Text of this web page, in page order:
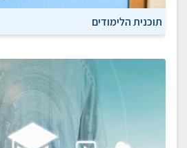
תוכנית הלימודים